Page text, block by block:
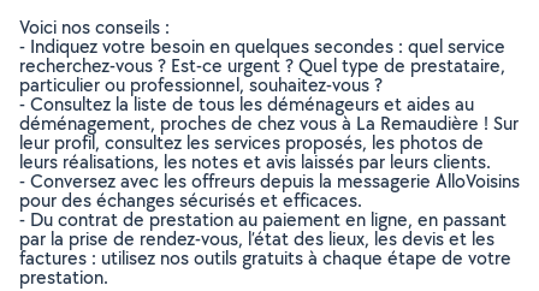
Voici nos conseils :
- Indiquez votre besoin en quelques secondes : quel service
recherchez-vous ? Est-ce urgent ? Quel type de prestataire,
particulier ou professionnel, souhaitez-vous ?
- Consultez la liste de tous les déménageurs et aides au
déménagement, proches de chez vous à La Remaudière ! Sur
leur profil, consultez les services proposés, les photos de
leurs réalisations, les notes et avis laissés par leurs clients.
- Conversez avec les offreurs depuis la messagerie AlloVoisins
pour des échanges sécurisés et efficaces.
- Du contrat de prestation au paiement en ligne, en passant
par la prise de rendez-vous, l’état des lieux, les devis et les
factures : utilisez nos outils gratuits à chaque étape de votre
prestation.